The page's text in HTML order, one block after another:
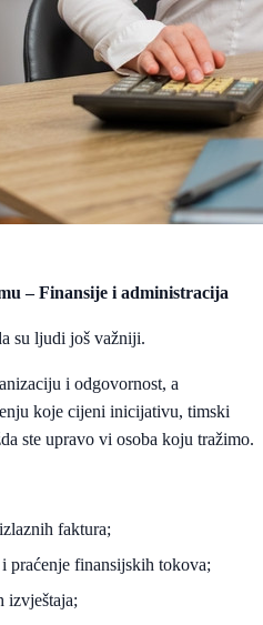
– Finansije i administracija
su ljudi još važniji.
i odgovornost, a
koje cijeni inicijativu, timski
ste upravo vi osoba koju tražimo.
faktura;
praćenje finansijskih tokova;
izvještaja;